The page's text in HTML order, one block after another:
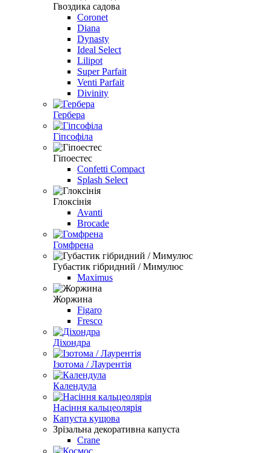
Гвоздика садова
Coronet
Diana
Dynasty
Ideal Select
Lilipot
Super Parfait
Venti Parfait
Divinity
Гербера
Гiпсофiла
Гіпоестес
Confetti Compact
Splash Select
Глоксiнiя
Avanti
Brocade
Гомфрена
Губастик гiбридний / Мимулюс
Maximus
Жоржина
Figaro
Fresco
Дiхондра
Iзотома / Лаурентiя
Календула
Насіння кальцеолярiя
Капуста кущова
Зрізальна декоративна капуста
Crane